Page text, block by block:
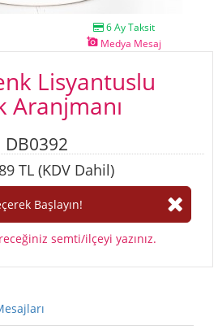
6 Ay Taksit
add_a_photoMedya Mesaj
Lisyantuslu
Aranjmanı
DB0392
TL (KDV Dahil)
semti/ilçeyi yazınız.